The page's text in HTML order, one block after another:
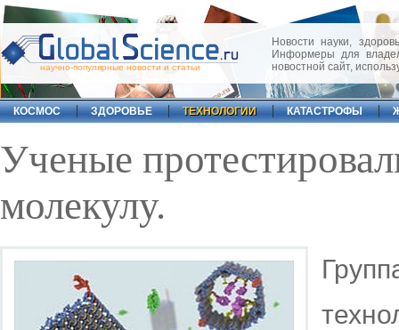
научно-популярные новости и статьи
Новости науки,
Информеры для
новостной сайт,
КОСМОС ЗДОРОВЬЕ ТЕХНОЛОГИИ КАТАСТРОФЫ
Ученые
молекулу.